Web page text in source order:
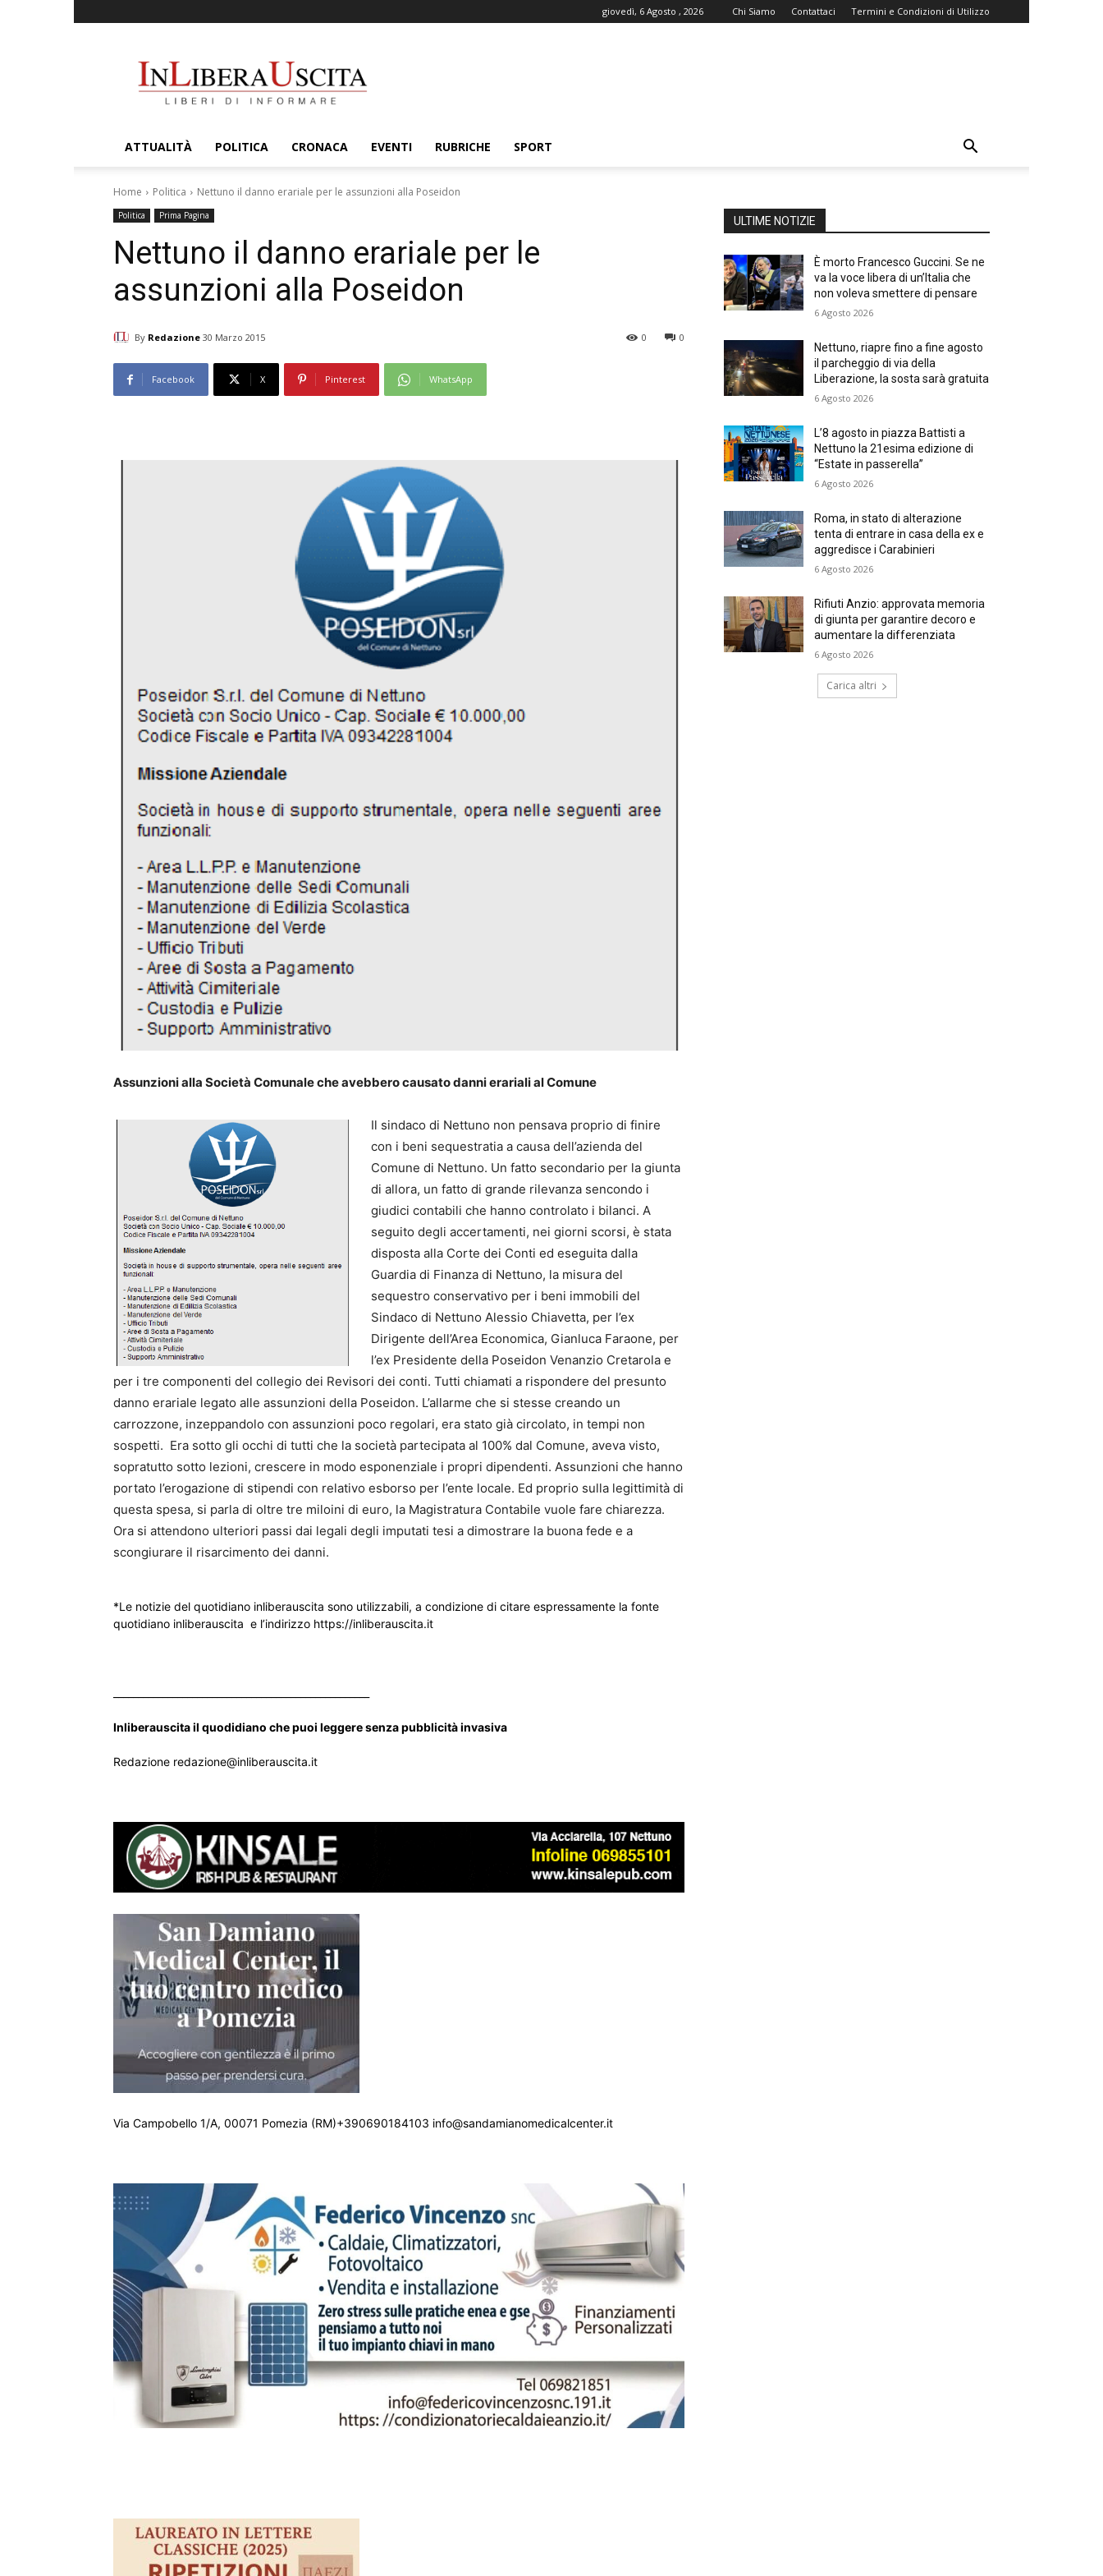
giovedì, 6 Agosto , 2026 Chi Siamo Contattaci Termini e Condizioni di Utilizzo
ATTUALITÀ POLITICA CRONACA EVENTI RUBRICHE SPORT
Home Politica Nettuno il danno erariale per le assunzioni alla Poseidon
Politica Prima Pagina
Nettuno il danno erariale per le
assunzioni alla Poseidon
By Redazione 30 Marzo 2015 0
0
Facebook X Pinterest WhatsApp
Assunzioni alla Società Comunale che avebbero causato danni erariali al Comune
Il sindaco di Nettuno non pensava proprio di finire
con i beni sequestratia a causa dell’azienda del
Comune di Nettuno. Un fatto secondario per la giunta
di allora, un fatto di grande rilevanza sencondo i
giudici contabili che hanno controlato i bilanci. A
seguito degli accertamenti, nei giorni scorsi, è stata
disposta alla Corte dei Conti ed eseguita dalla
Guardia di Finanza di Nettuno, la misura del
sequestro conservativo per i beni immobili del
Sindaco di Nettuno Alessio Chiavetta, per l’ex
Dirigente dell’Area Economica, Gianluca Faraone, per
l’ex Presidente della Poseidon Venanzio Cretarola e
per i tre componenti del collegio dei Revisori dei conti. Tutti chiamati a rispondere del presunto
danno erariale legato alle assunzioni della Poseidon. L’allarme che si stesse creando un
carrozzone, inzeppandolo con assunzioni poco regolari, era stato già circolato, in tempi non
sospetti. Era sotto gli occhi di tutti che la società partecipata al 100% dal Comune, aveva visto,
sopratutto sotto lezioni, crescere in modo esponenziale i propri dipendenti. Assunzioni che hanno
portato l’erogazione di stipendi con relativo esborso per l’ente locale. Ed proprio sulla legittimità di
questa spesa, si parla di oltre tre miloini di euro, la Magistratura Contabile vuole fare chiarezza.
Ora si attendono ulteriori passi dai legali degli imputati tesi a dimostrare la buona fede e a
scongiurare il risarcimento dei danni.
*Le notizie del quotidiano inliberauscita sono utilizzabili, a condizione di citare espressamente la fonte
quotidiano inliberauscita e l’indirizzo https://inliberauscita.it
Inliberauscita il quodidiano che puoi leggere senza pubblicità invasiva
Redazione redazione@inliberauscita.it
Via Campobello 1/A, 00071 Pomezia (RM)+390690184103 info@sandamianomedicalcenter.it
ULTIME NOTIZIE
È morto Francesco Guccini. Se ne
va la voce libera di un’Italia che
non voleva smettere di pensare
6 Agosto 2026
Nettuno, riapre fino a fine agosto
il parcheggio di via della
Liberazione, la sosta sarà gratuita
6 Agosto 2026
L’8 agosto in piazza Battisti a
Nettuno la 21esima edizione di
“Estate in passerella”
6 Agosto 2026
Roma, in stato di alterazione
tenta di entrare in casa della ex e
aggredisce i Carabinieri
6 Agosto 2026
Rifiuti Anzio: approvata memoria
di giunta per garantire decoro e
aumentare la differenziata
6 Agosto 2026
Carica altri